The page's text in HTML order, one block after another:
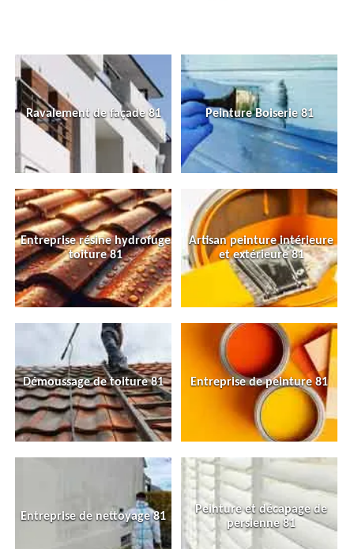
Ravalement de façade 81 Peinture Boiserie 81
Entreprise résine hydrofuge
toiture 81
Artisan peinture intérieure
et extérieure 81
Démoussage de toiture 81 Entreprise de peinture 81
Entreprise de nettoyage 81
Peinture et décapage de
persienne 81